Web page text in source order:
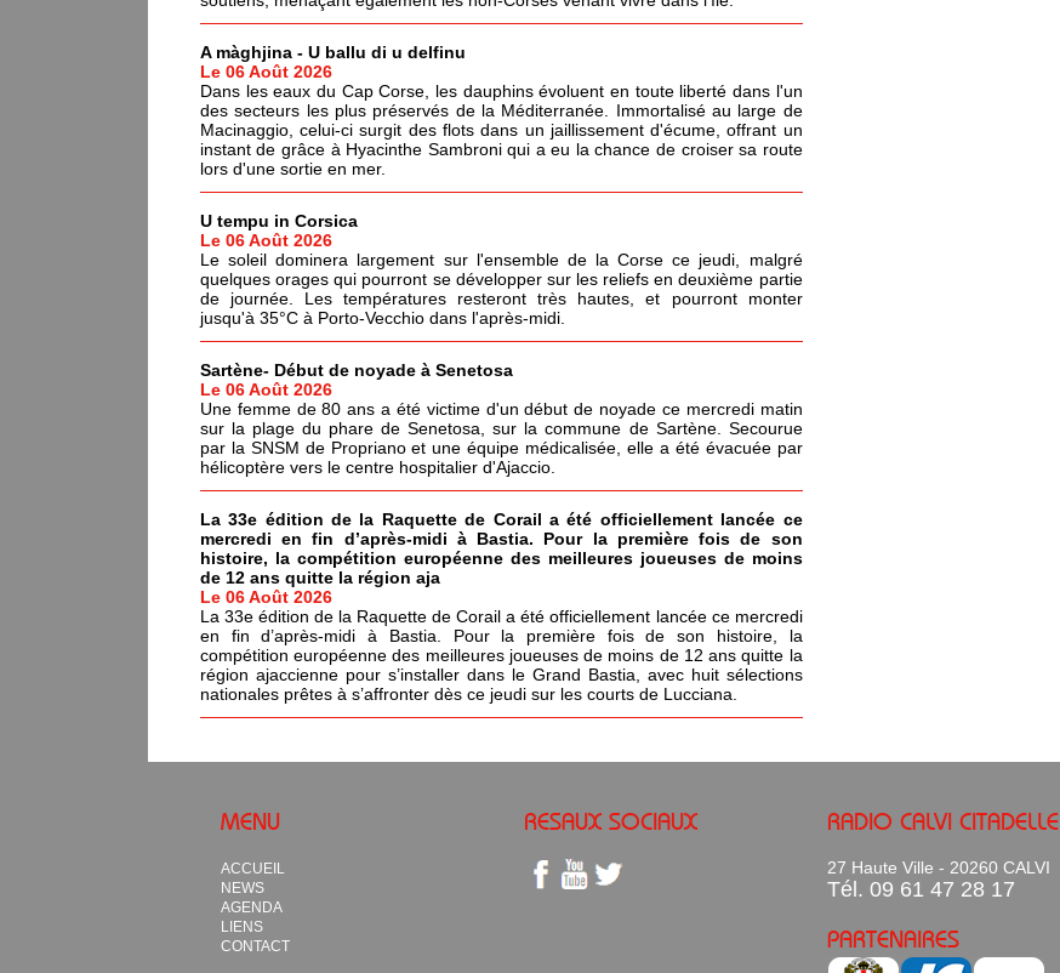
A màghjina - U ballu di u delfinu
Le 06 Août 2026
Dans les eaux du Cap Corse, les dauphins évoluent en toute liberté dans l'un
des secteurs les plus préservés de la Méditerranée. Immortalisé au large de
Macinaggio, celui-ci surgit des flots dans un jaillissement d'écume, offrant un
instant de grâce à Hyacinthe Sambroni qui a eu la chance de croiser sa route
lors d'une sortie en mer.
U tempu in Corsica
Le 06 Août 2026
Le soleil dominera largement sur l'ensemble de la Corse ce jeudi, malgré
quelques orages qui pourront se développer sur les reliefs en deuxième partie
de journée. Les températures resteront très hautes, et pourront monter
jusqu'à 35°C à Porto-Vecchio dans l'après-midi.
Sartène- Début de noyade à Senetosa
Le 06 Août 2026
Une femme de 80 ans a été victime d'un début de noyade ce mercredi matin
sur la plage du phare de Senetosa, sur la commune de Sartène. Secourue
par la SNSM de Propriano et une équipe médicalisée, elle a été évacuée par
hélicoptère vers le centre hospitalier d'Ajaccio.
La 33e édition de la Raquette de Corail a été officiellement lancée ce
mercredi en fin d’après-midi à Bastia. Pour la première fois de son
histoire, la compétition européenne des meilleures joueuses de moins
de 12 ans quitte la région aja
Le 06 Août 2026
La 33e édition de la Raquette de Corail a été officiellement lancée ce mercredi
en fin d’après-midi à Bastia. Pour la première fois de son histoire, la
compétition européenne des meilleures joueuses de moins de 12 ans quitte la
région ajaccienne pour s’installer dans le Grand Bastia, avec huit sélections
nationales prêtes à s’affronter dès ce jeudi sur les courts de Lucciana.
MENU
ACCUEIL
NEWS
AGENDA
LIENS
CONTACT
RESAUX SOCIAUX RADIO CALVI CITADELLE
27 Haute Ville - 20260 CALVI
Tél. 09 61 47 28 17
PARTENAIRES